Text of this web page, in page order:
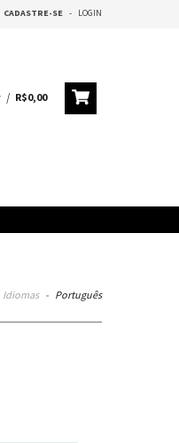
CADASTRE-SE - LOGIN
| R$0,00
Idiomas - Português